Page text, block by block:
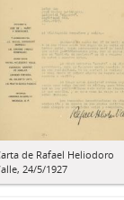
de Rafael Heliodoro
24/5/1927